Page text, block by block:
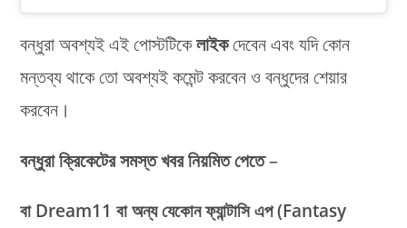
বন্ধুরা অবশ্যই এই পোস্টটিকেলাইকদেবেন এবং যদি কোন
মন্তব্য থাকে তো অবশ্যই কমেন্ট করবেন ও বন্ধুদের শেয়ার
করবেন।
বন্ধুরাক্রিকেটের সমস্ত খবর নিয়মিত পেতে–
বা Dream11 বা অন্য যেকোন ফ্যান্টাসি এপ (Fantasy